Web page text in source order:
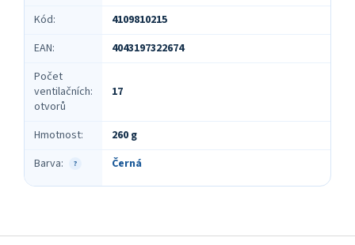
Kód:
4109810215
EAN:
4043197322674
Počet
ventilačních
otvorů
: 17
Hmotnost: 260 g
?
Barva: Černá